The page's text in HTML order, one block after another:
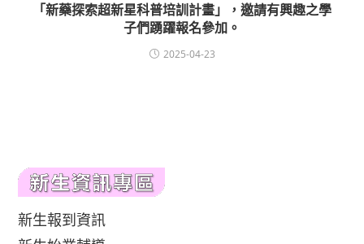
「新藥探索超新星科普培訓計畫」，邀請有興趣之學
子們踴躍報名參加。
2025-04-23
新生報到資訊